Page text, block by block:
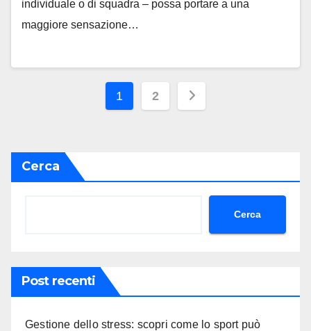
individuale o di squadra – possa portare a una
maggiore sensazione…
Paginazione
1 2
Cerca
Cerca
Post recenti
Gestione dello stress: scopri come lo sport può